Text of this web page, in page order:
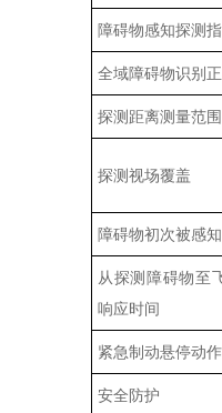
障碍物感知探测
全域障碍物识别
探测距离测量范围
探测视场覆盖
障碍物初次被感
从探测障碍物至
响应时间
紧急制动悬停动
安全防护